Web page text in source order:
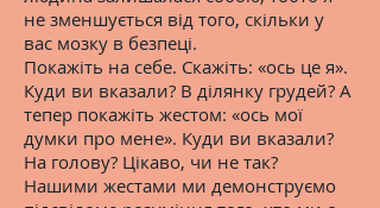
не зменшується від того, скільки у
вас мозку в безпеці.
Покажіть на себе. Скажіть: «ось це я».
Куди ви вказали? В ділянку грудей? А
тепер покажіть жестом: «ось мої
думки про мене». Куди ви вказали?
На голову? Цікаво, чи не так?
Нашими жестами ми демонструємо